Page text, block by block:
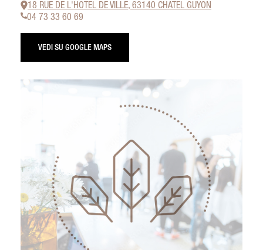
18 RUE DE L'HOTEL DE VILLE, 63140 CHATEL GUYON
04 73 33 60 69
VEDI SU GOOGLE MAPS